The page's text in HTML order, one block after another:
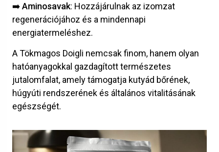
➡️Aminosavak: Hozzájárulnak az izomzat
regenerációjához és a mindennapi
energiatermeléshez.
A Tökmagos Doigli nemcsak finom, hanem olyan
hatóanyagokkal gazdagított természetes
jutalomfalat, amely támogatja kutyád bőrének,
húgyúti rendszerének és általános vitalitásának
egészségét.